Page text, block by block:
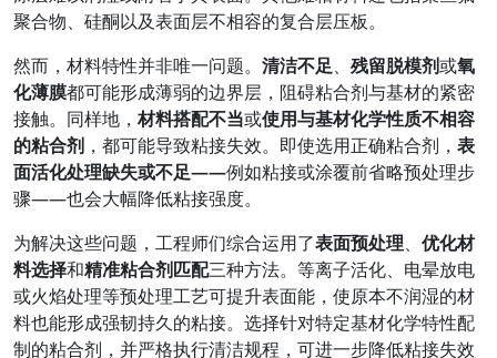
聚合物、硅酮以及表面层不相容的复合层压板。
然而，材料特性并非唯一问题。 清洁不足、 残留脱模剂或氧
化薄膜都可能形成薄弱的边界层，阻碍粘合剂与基材的紧密
接触。同样地，材料搭配不当或使用与基材化学性质不相容
的粘合剂 ，都可能导致粘接失效。即使选用正确粘合剂， 表
面活化处理缺失或不足——例如粘接或涂覆前省略预处理步
骤——也会大幅降低粘接强度。
为解决这些问题，工程师们综合运用了表面预处理、 优化材
料选择和精准粘合剂匹配三种方法。等离子活化、电晕放电
或火焰处理等预处理工艺可提升表面能，使原本不润湿的材
料也能形成强韧持久的粘接。选择针对特定基材化学特性配
制的粘合剂，并严格执行清洁规程，可进一步降低粘接失效